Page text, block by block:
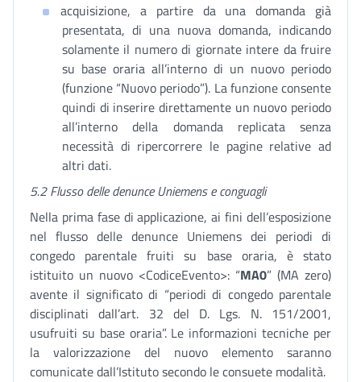
acquisizione, a partire da una domanda già
presentata, di una nuova domanda, indicando
solamente il numero di giornate intere da fruire
su base oraria all’interno di un nuovo periodo
(funzione “Nuovo periodo”). La funzione consente
quindi di inserire direttamente un nuovo periodo
all’interno della domanda replicata senza
necessità di ripercorrere le pagine relative ad
altri dati.
5.2 Flusso delle denunce Uniemens e conguagli
Nella prima fase di applicazione, ai fini dell’esposizione
nel flusso delle denunce Uniemens dei periodi di
congedo parentale fruiti su base oraria, è stato
istituito un nuovo <CodiceEvento>: “MA0” (MA zero)
avente il significato di “periodi di congedo parentale
disciplinati dall’art. 32 del D. Lgs. N. 151/2001,
usufruiti su base oraria”. Le informazioni tecniche per
la valorizzazione del nuovo elemento saranno
comunicate dall’Istituto secondo le consuete modalità.